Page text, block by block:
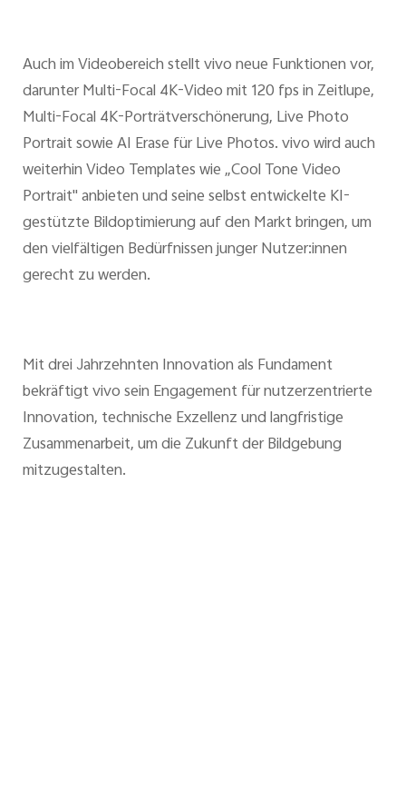
Auch im Videobereich stellt vivo neue Funktionen vor,
darunter Multi-Focal 4K-Video mit 120 fps in Zeitlupe,
Multi-Focal 4K-Porträtverschönerung, Live Photo
Portrait sowie AI Erase für Live Photos. vivo wird auch
weiterhin Video Templates wie „Cool Tone Video
Portrait" anbieten und seine selbst entwickelte KI-
gestützte Bildoptimierung auf den Markt bringen, um
den vielfältigen Bedürfnissen junger Nutzer:innen
gerecht zu werden.
Mit drei Jahrzehnten Innovation als Fundament
bekräftigt vivo sein Engagement für nutzerzentrierte
Innovation, technische Exzellenz und langfristige
Zusammenarbeit, um die Zukunft der Bildgebung
mitzugestalten.